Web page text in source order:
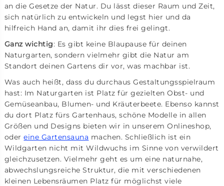
an die Gesetze der Natur. Du lässt dieser Raum und Zeit,
sich natürlich zu entwickeln und legst hier und da
hilfreich Hand an, damit ihr dies frei gelingt.
Ganz wichtig: Es gibt keine Blaupause für deinen
Naturgarten, sondern vielmehr gibt die Natur am
Standort deinen Gartens dir vor, was machbar ist.
Was auch heißt, dass du durchaus Gestaltungsspielraum
hast: Im Naturgarten ist Platz für gezielten Obst- und
Gemüseanbau, Blumen- und Kräuterbeete. Ebenso kannst
du dort Platz fürs Gartenhaus, schöne Modelle in allen
Größen und Designs bieten wir in unserem Onlineshop,
odereine Gartensauna machen. Schließlich ist ein
Wildgarten nicht mit Wildwuchs im Sinne von verwildert
gleichzusetzen. Vielmehr geht es um eine naturnahe,
abwechslungsreiche Struktur, die mit verschiedenen
kleinen Lebensräumen Platz für möglichst viele